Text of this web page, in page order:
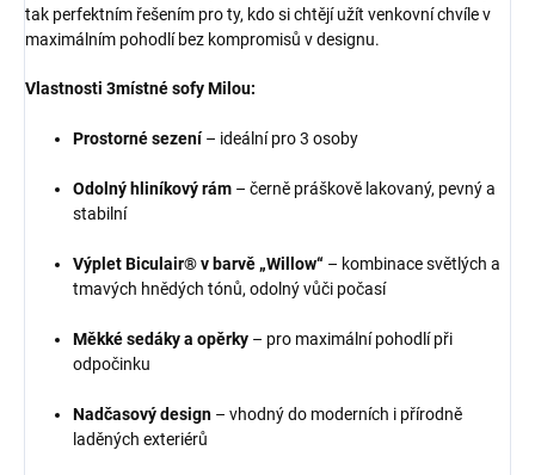
tak perfektním řešením pro ty, kdo si chtějí užít venkovní chvíle v
maximálním pohodlí bez kompromisů v designu.
Vlastnosti 3místné sofy Milou:
Prostorné sezení– ideální pro 3 osoby
Odolný hliníkový rám – černě práškově lakovaný, pevný a
stabilní
Výplet Biculair® v barvě „Willow“ – kombinace světlých a
tmavých hnědých tónů, odolný vůči počasí
Měkké sedáky a opěrky – pro maximální pohodlí při
odpočinku
Nadčasový design – vhodný do moderních i přírodně
laděných exteriérů